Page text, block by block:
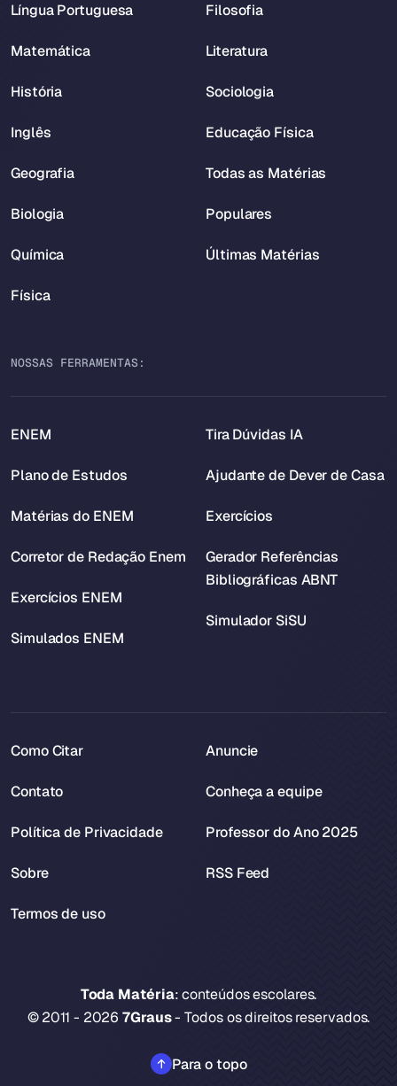
Língua Portuguesa
Matemática
História
Inglês
Geografia
Biologia
Química
Física
Filosofia
Literatura
Sociologia
Educação Física
Todas as Matérias
Populares
Últimas Matérias
NOSSAS FERRAMENTAS:
ENEM
Plano de Estudos
Matérias do ENEM
Corretor de Redação Enem
Exercícios ENEM
Simulados ENEM
Tira Dúvidas IA
Ajudante de Dever de Casa
Exercícios
Gerador Referências
Bibliográficas ABNT
Simulador SiSU
Toda Matéria: conteúdos escolares.
© 2011 - 20267Graus- Todos os direitos reservados.
Para o topo
Como Citar
Contato
Política de Privacidade
Sobre
Termos de uso
Anuncie
Conheça a equipe
Professor do Ano 2025
RSS Feed